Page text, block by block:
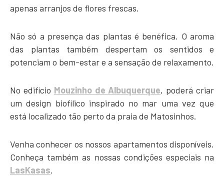
apenas arranjos de flores frescas.
Não só a presença das plantas é benéfica. O aroma
das plantas também despertam os sentidos e
potenciam o bem-estar e a sensação de relaxamento.
No edifício Mouzinho de Albuquerque, poderá criar
um design biofílico inspirado no mar uma vez que
está localizado tão perto da praia de Matosinhos.
Venha conhecer os nossos apartamentos disponíveis.
Conheça também as nossas condições especiais na
LasKasas.